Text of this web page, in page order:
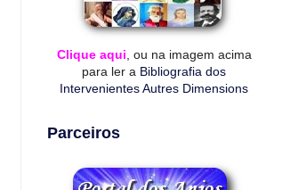
Clique aqui , ou na imagem acima
para ler a Bibliografia dos
Intervenientes Autres Dimensions
Parceiros